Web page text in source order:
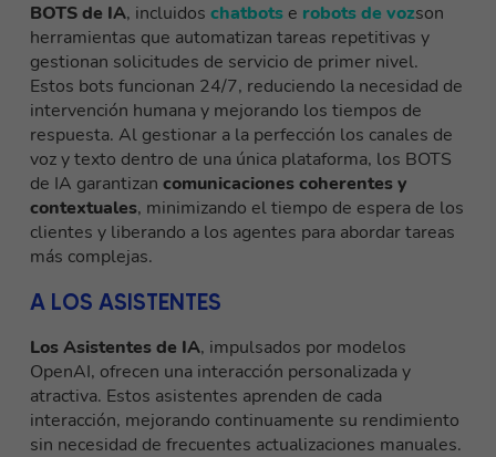
BOTS de IA, incluidos chatbots e robots de vozson
herramientas que automatizan tareas repetitivas y
gestionan solicitudes de servicio de primer nivel.
Estos bots funcionan 24/7, reduciendo la necesidad de
intervención humana y mejorando los tiempos de
respuesta. Al gestionar a la perfección los canales de
voz y texto dentro de una única plataforma, los BOTS
de IA garantizan comunicaciones coherentes y
contextuales, minimizando el tiempo de espera de los
clientes y liberando a los agentes para abordar tareas
más complejas.
A LOS ASISTENTES
Los Asistentes de IA, impulsados por modelos
OpenAI, ofrecen una interacción personalizada y
atractiva. Estos asistentes aprenden de cada
interacción, mejorando continuamente su rendimiento
sin necesidad de frecuentes actualizaciones manuales.